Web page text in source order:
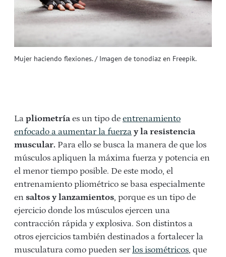
Mujer haciendo flexiones. / Imagen de tonodiaz en Freepik.
La pliometría es un tipo de entrenamiento
enfocado a aumentar la fuerza y la resistencia
muscular. Para ello se busca la manera de que los
músculos apliquen la máxima fuerza y potencia en
el menor tiempo posible. De este modo, el
entrenamiento pliométrico se basa especialmente
en saltos y lanzamientos, porque es un tipo de
ejercicio donde los músculos ejercen una
contracción rápida y explosiva. Son distintos a
otros ejercicios también destinados a fortalecer la
musculatura como pueden serlos isométricos, que